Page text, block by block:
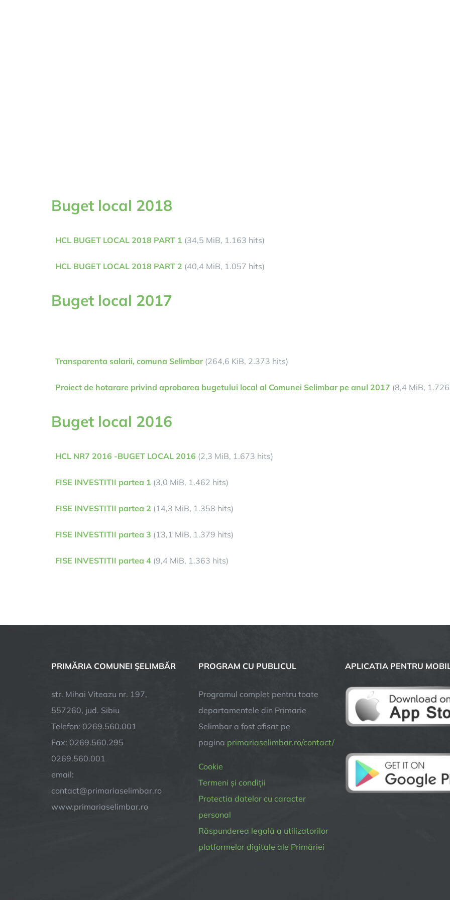
Buget local 2018
HCL BUGET LOCAL 2018 PART 1 (34,5 MiB, 1.163 hits)
HCL BUGET LOCAL 2018 PART 2 (40,4 MiB, 1.057 hits)
Buget local 2017
Transparenta salarii, comuna Selimbar(264,6 KiB, 2.373 hits)
Proiect de hotarare privind aprobarea bugetului local al Comunei Selimbar pe anul 2017 (8,4 MiB,
Buget local 2016
HCL NR7 2016 -BUGET LOCAL 2016 (2,3 MiB, 1.673 hits)
FISE INVESTITII partea 1 (3,0 MiB, 1.462 hits)
FISE INVESTITII partea 2 (14,3 MiB, 1.358 hits)
FISE INVESTITII partea 3 (13,1 MiB, 1.379 hits)
FISE INVESTITII partea 4 (9,4 MiB, 1.363 hits)
PRIMĂRIA COMUNEI ŞELIMBĂR
str. Mihai Viteazu nr. 197,
557260, jud. Sibiu
Telefon: 0269.560.001
Fax: 0269.560.295
0269.560.001
email:
contact@primariaselimbar.ro
www.primariaselimbar.ro
PROGRAM CU PUBLICUL
Programul complet pentru toate
departamentele din Primarie
Selimbar a fost afisat pe
pagina primariaselimbar.ro/contact/
Cookie
Termeni și condiții
Protectia datelor cu caracter
personal
Răspunderea legală a utilizatorilor
platformelor digitale ale Primăriei
APLICATIA PENTRU